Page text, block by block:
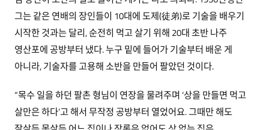
그는 같은 연배의 장인들이 10대에 도제(徒弟)로 기술을 배우기
시작한 것과는 달리, 순전히 먹고 살기 위해 20대 초반 나주
영산포에 공방부터 냈다. 누구 밑에 들어가 기술부터 배운 게
아니라, 기술자를 고용해 소반을 만들어 팔았던 것이다.
“목수 일을 하던 팔촌 형님이 연장을 물려주며 ‘상을 만들면 먹고
살만은 하다’고 해서 무작정 공방부터 열었어요. 그때만 해도